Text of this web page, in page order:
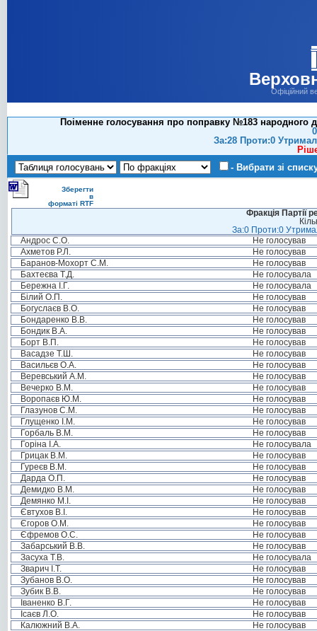
Офіційний
Поіменне голосування про поправку №183 народного
За:28 Проти:0
- Вибрати зі
Зберегти
в
форматі RTF
Фракція Партії
За:0 Проти:0
Андрос С.О.
Не голосував
Ахметов Р.Л.
Не голосував
Баранов-Мохорт С.М.
Не голосував
Бахтеєва Т.Д.
Не голосувала
Бережна І.Г.
Не голосувала
Білий О.П.
Не голосував
Богуслаєв В.О.
Не голосував
Бондаренко В.В.
Не голосував
Бондик В.А.
Не голосував
Борт В.П.
Не голосував
Васадзе Т.Ш.
Не голосував
Васильєв О.А.
Не голосував
Веревський А.М.
Не голосував
Вечерко В.М.
Не голосував
Воропаєв Ю.М.
Не голосував
Глазунов С.М.
Не голосував
Глущенко І.М.
Не голосував
Горбаль В.М.
Не голосував
Горіна І.А.
Не голосувала
Грицак В.М.
Не голосував
Гуреєв В.М.
Не голосував
Дарда О.П.
Не голосував
Демидко В.М.
Не голосував
Демянко М.І.
Не голосував
Євтухов В.І.
Не голосував
Єгоров О.М.
Не голосував
Єфремов О.С.
Не голосував
Забарський В.В.
Не голосував
Засуха Т.В.
Не голосувала
Зварич І.Т.
Не голосував
Зубанов В.О.
Не голосував
Зубик В.В.
Не голосував
Іваненко В.Г.
Не голосував
Ісаєв Л.О.
Не голосував
Калюжний В.А.
Не голосував